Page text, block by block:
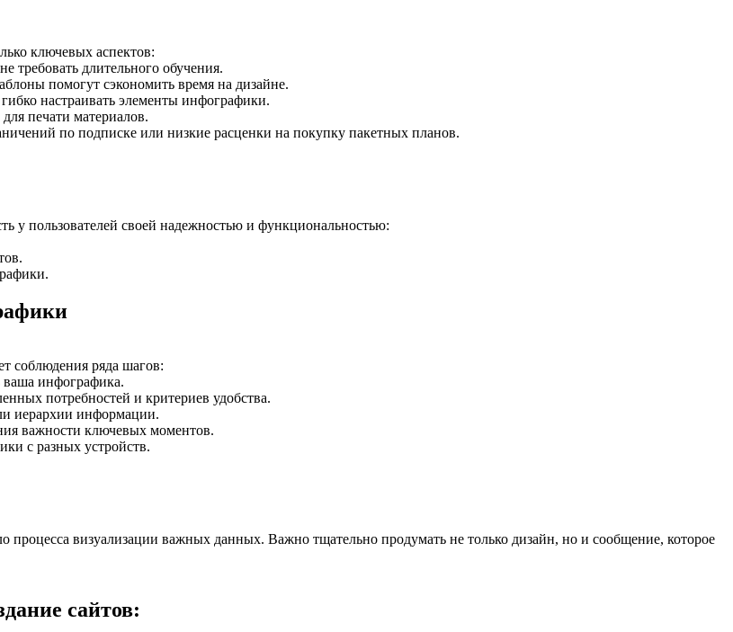
ключевых аспектов:
требовать длительного обучения.
помогут сэкономить время на дизайне.
настраивать элементы инфографики.
печати материалов.
по подписке или низкие расценки на покупку пакетных планов.
у пользователей своей надежностью и функциональностью:
соблюдения ряда шагов:
ваша инфографика.
потребностей и критериев удобства.
иерархии информации.
важности ключевых моментов.
с разных устройств.
визуализации важных данных. Важно тщательно продумать не только дизайн, но и сообщение, которое
сайтов: